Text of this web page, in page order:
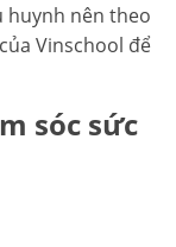
huynh nên theo
Vinschool để
sóc sức